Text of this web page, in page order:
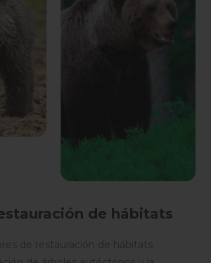
de hábitats
de restauración de hábitats